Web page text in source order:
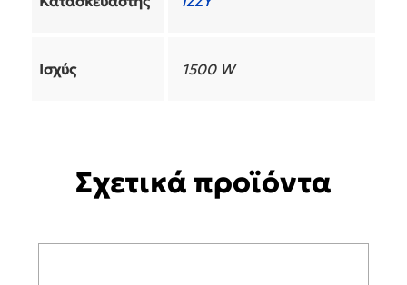
Ισχύς 1500 W
Σχετικά προϊόντα